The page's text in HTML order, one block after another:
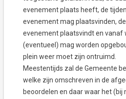
evenement plaats heeft, de
evenement mag plaatsvinden,
evenement plaatsvindt en vanaf
(eventueel) mag worden
plein weer moet zijn ontruimd.
Meestentijds zal de Gemeente
welke zijn omschreven in de
beoordelen en daar waar het (bij